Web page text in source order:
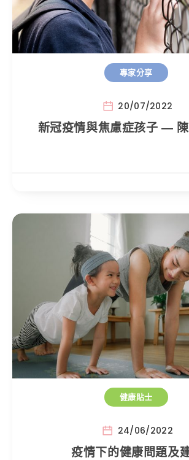
專家分享
20/07/2022
新冠疫情與焦慮症孩子 —
健康貼士
24/06/2022
疫情下的健康問題及